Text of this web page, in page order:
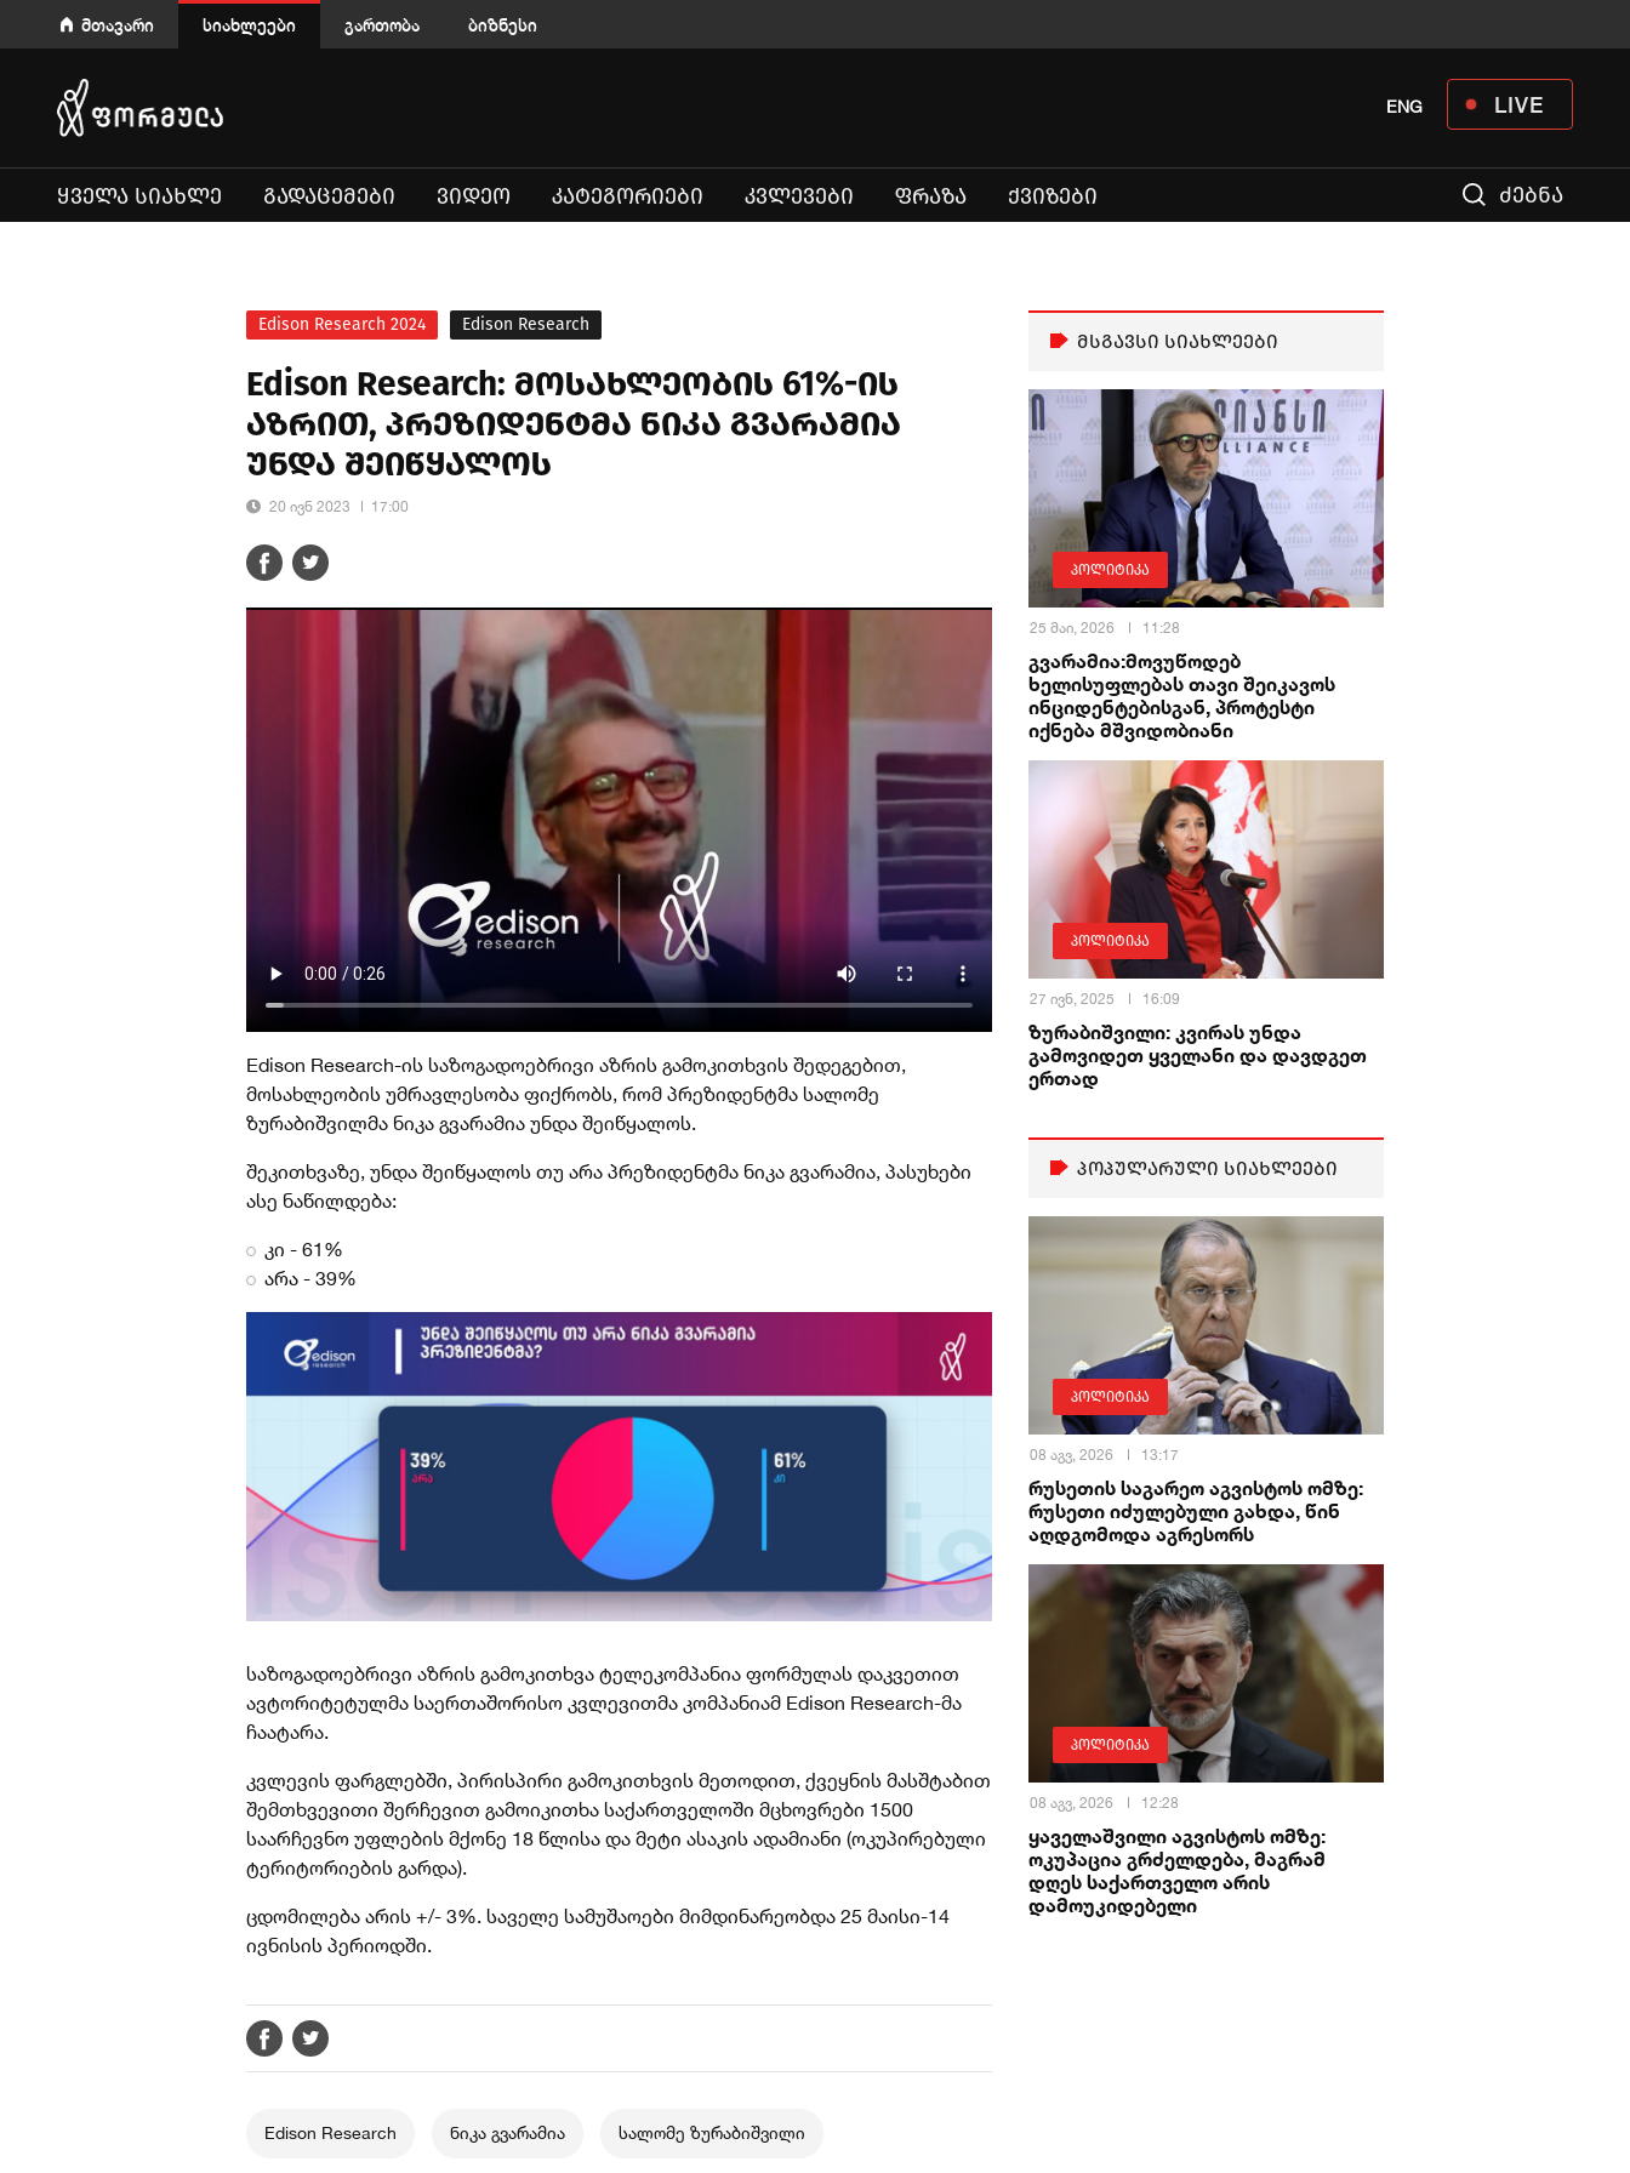
მთავარი სიახლეები გართობა ბიზნესი
LIVE
ENG
ᲧᲕᲔᲚᲐ ᲡᲘᲐᲮᲚᲔ ᲒᲐᲓᲐᲪᲔᲛᲔᲑᲘ ᲕᲘᲓᲔᲝ ᲙᲐᲢᲔᲒᲝᲠᲘᲔᲑᲘ ᲙᲕᲚᲔᲕᲔᲑᲘ ᲤᲠᲐᲖᲐ ᲥᲕᲘᲖᲔᲑᲘ ძებნა
Edison Research 2024 Edison Research
Edison Research: მოსახლეობის 61%-ის
აზრით, პრეზიდენტმა ნიკა გვარამია
უნდა შეიწყალოს
20 ივნ 2023 17:00
Edison Research-ის საზოგადოებრივი აზრის გამოკითხვის შედეგებით,
მოსახლეობის უმრავლესობა ფიქრობს, რომ პრეზიდენტმა სალომე
ზურაბიშვილმა ნიკა გვარამია უნდა შეიწყალოს.
შეკითხვაზე, უნდა შეიწყალოს თუ არა პრეზიდენტმა ნიკა გვარამია, პასუხები
ასე ნაწილდება:
კი - 61%
არა - 39%
საზოგადოებრივი აზრის გამოკითხვა ტელეკომპანია ფორმულას დაკვეთით
ავტორიტეტულმა საერთაშორისო კვლევითმა კომპანიამ Edison Research-მა
ჩაატარა.
კვლევის ფარგლებში, პირისპირი გამოკითხვის მეთოდით, ქვეყნის მასშტაბით
შემთხვევითი შერჩევით გამოიკითხა საქართველოში მცხოვრები 1500
საარჩევნო უფლების მქონე 18 წლისა და მეტი ასაკის ადამიანი (ოკუპირებული
ტერიტორიების გარდა).
ცდომილება არის +/- 3%. საველე სამუშაოები მიმდინარეობდა 25 მაისი-14
ივნისის პერიოდში.
Edison Research ნიკა გვარამია სალომე ზურაბიშვილი
მსგავსი სიახლეები
პოლიტიკა
25 მაი, 2026 11:28
გვარამია:მოვუწოდებ
ხელისუფლებას თავი შეიკავოს
ინციდენტებისგან, პროტესტი
იქნება მშვიდობიანი
პოლიტიკა
27 ივნ, 2025 16:09
ზურაბიშვილი: კვირას უნდა
გამოვიდეთ ყველანი და დავდგეთ
ერთად
პოპულარული სიახლეები
პოლიტიკა
08 აგვ, 2026 13:17
რუსეთის საგარეო აგვისტოს ომზე:
რუსეთი იძულებული გახდა, წინ
აღდგომოდა აგრესორს
პოლიტიკა
08 აგვ, 2026 12:28
ყაველაშვილი აგვისტოს ომზე:
ოკუპაცია გრძელდება, მაგრამ
დღეს საქართველო არის
დამოუკიდებელი